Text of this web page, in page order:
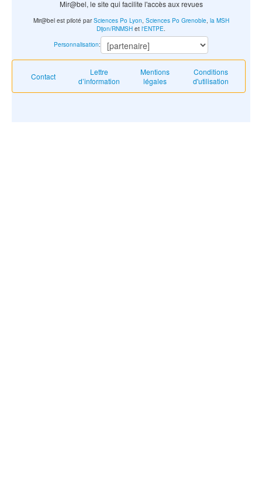
Mir@bel, le site qui facilite l'accès aux revues
Contact
Lettre
d’information
Mentions
légales
Conditions
d'utilisation
Mir@bel est piloté parSciences Po Lyon, Sciences Po Grenoble, la MSH
Dijon/RNMSH et l'ENTPE.
Personnalisation: